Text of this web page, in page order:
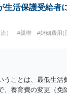
の場での回答より
ます。
生活保護受給者
） #親権 #婚姻費用(
うことは、最低生活
、養育費の変更（免